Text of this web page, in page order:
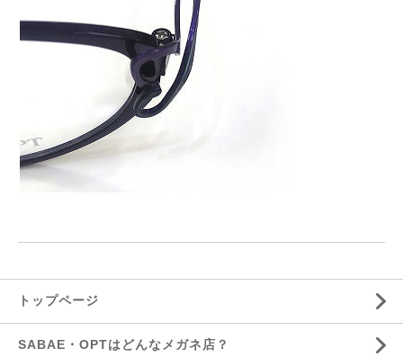
トップページ
SABAE・OPTはどんなメガネ店？